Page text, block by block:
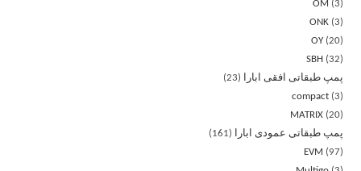
OM
3
ONK 3
OY 20
SBH
32
پمپ طبقاتی افقی ابارا
23
compact 3
MATRIX 20
پمپ طبقاتی عمودی ابارا
161
EVM
97